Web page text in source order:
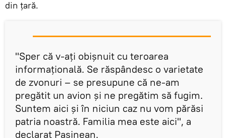
din țară.
"Sper că v-ați obișnuit cu teroarea
informațională. Se răspândesc o varietate
de zvonuri – se presupune că ne-am
pregătit un avion și ne pregătim să fugim.
Suntem aici și în niciun caz nu vom părăsi
patria noastră. Familia mea este aici", a
declarat Pașinean.